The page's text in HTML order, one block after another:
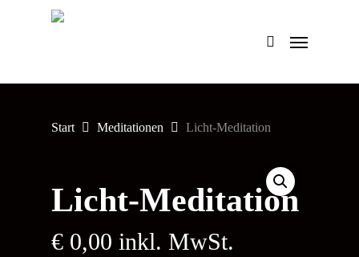
content
Menu
Start Meditationen Licht-Meditation
Licht-Meditation
€ 0,00 inkl. MwSt.